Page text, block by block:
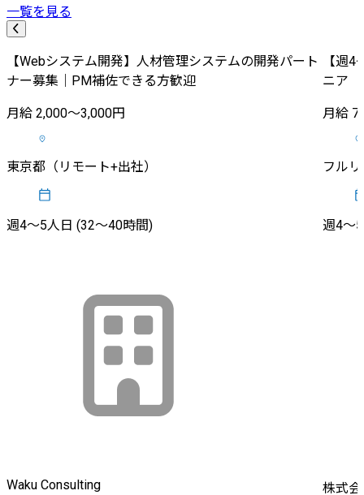
一覧を見る
【Webシステム開発】人材管理システムの開発パート
ナー募集｜PM補佐できる方歓迎
月給 2,000〜3,000円
東京都（リモート+出社）
週4〜5人日 (32〜40時間)
Waku Consulting
【週
ニア
月給
フル
週4〜
株式